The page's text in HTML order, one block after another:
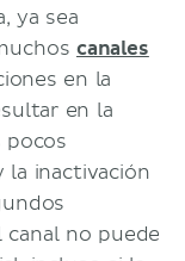
ya sea
canales
en la
en la
la inactivación
canal no puede